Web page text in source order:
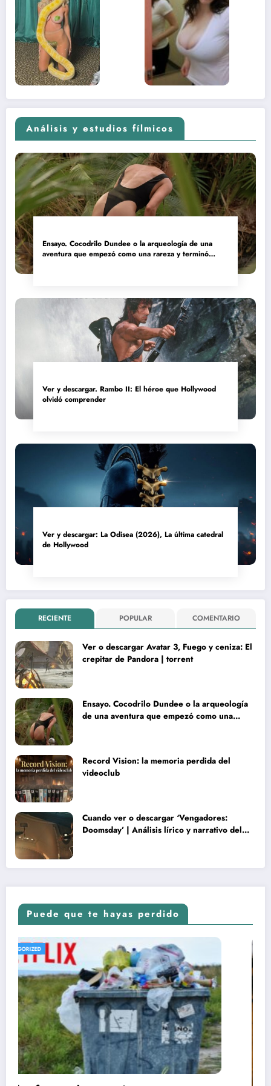
adolescente
Análisis y estudios fílmicos
Ensayo. Cocodrilo Dundee o la arqueología de una
aventura que empezó como una rareza y terminó
Ver y descargar. Rambo II: El héroe que Hollywood
olvidó comprender
Ver y descargar: La Odisea (2026), La última catedral
de Hollywood
RECIENTE POPULAR COMENTARIO
Ver o descargar Avatar 3, Fuego y ceniza: El
crepitar de Pandora | torrent
Ensayo. Cocodrilo Dundee o la arqueología
de una aventura que empezó como una
Record Vision: la memoria perdida del
videoclub
Cuando ver o descargar ‘Vengadores:
Doomsday’ | Análisis lírico y narrativo del
Puede que te hayas perdido
UNCATEGORIZED